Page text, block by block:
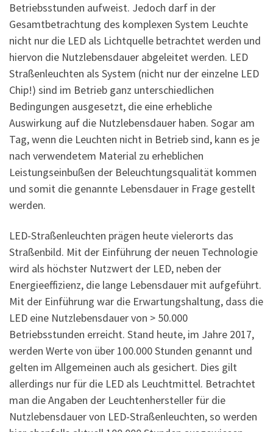
Betriebsstunden aufweist. Jedoch darf in der
Gesamtbetrachtung des komplexen System Leuchte
nicht nur die LED als Lichtquelle betrachtet werden und
hiervon die Nutzlebensdauer abgeleitet werden. LED
Straßenleuchten als System (nicht nur der einzelne LED
Chip!) sind im Betrieb ganz unterschiedlichen
Bedingungen ausgesetzt, die eine erhebliche
Auswirkung auf die Nutzlebensdauer haben. Sogar am
Tag, wenn die Leuchten nicht in Betrieb sind, kann es je
nach verwendetem Material zu erheblichen
Leistungseinbußen der Beleuchtungsqualität kommen
und somit die genannte Lebensdauer in Frage gestellt
werden.
LED-Straßenleuchten prägen heute vielerorts das
Straßenbild. Mit der Einführung der neuen Technologie
wird als höchster Nutzwert der LED, neben der
Energieeffizienz, die lange Lebensdauer mit aufgeführt.
Mit der Einführung war die Erwartungshaltung, dass die
LED eine Nutzlebensdauer von > 50.000
Betriebsstunden erreicht. Stand heute, im Jahre 2017,
werden Werte von über 100.000 Stunden genannt und
gelten im Allgemeinen auch als gesichert. Dies gilt
allerdings nur für die LED als Leuchtmittel. Betrachtet
man die Angaben der Leuchtenhersteller für die
Nutzlebensdauer von LED-Straßenleuchten, so werden